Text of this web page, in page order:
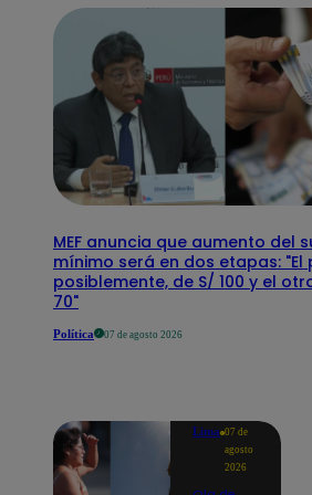
MEF anuncia que aumento del
mínimo será en dos etapas: "El
posiblemente, de S/ 100 y el
70"
Política 07 de agosto 2026
Lima 07 de
agosto
2026